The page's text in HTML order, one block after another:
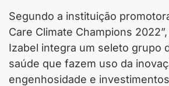
Segundo a instituição
Care Climate Champions
Izabel integra um seleto grupo
saúde que fazem uso da
engenhosidade e